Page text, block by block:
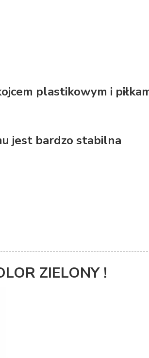
plastikowym i
jest bardzo stabilna
ZIELONY !